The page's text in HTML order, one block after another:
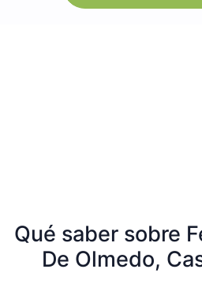
Qué saber sobre
De Olmedo,